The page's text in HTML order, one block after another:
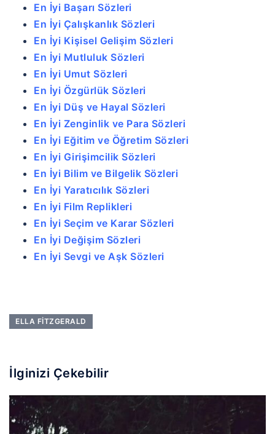
En İyi Başarı Sözleri
En İyi Çalışkanlık Sözleri
En İyi Kişisel Gelişim Sözleri
En İyi Mutluluk Sözleri
En İyi Umut Sözleri
En İyi Özgürlük Sözleri
En İyi Düş ve Hayal Sözleri
En İyi Zenginlik ve Para Sözleri
En İyi Eğitim ve Öğretim Sözleri
En İyi Girişimcilik Sözleri
En İyi Bilim ve Bilgelik Sözleri
En İyi Yaratıcılık Sözleri
En İyi Film Replikleri
En İyi Seçim ve Karar Sözleri
En İyi Değişim Sözleri
En İyi Sevgi ve Aşk Sözleri
ELLA FITZGERALD
İlginizi Çekebilir